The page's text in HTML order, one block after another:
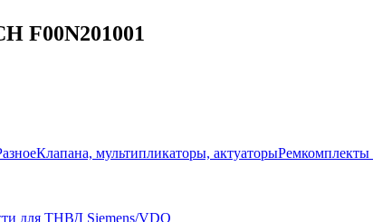
F00N201001
Клапана, мультипликаторы, актуаторыРемкомплекты
для ТНВД Siemens/VDO